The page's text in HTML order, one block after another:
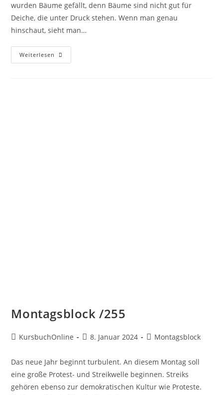
wurden Bäume gefällt, denn Bäume sind nicht gut für
Deiche, die unter Druck stehen. Wenn man genau
hinschaut, sieht man…
Weiterlesen
Montagsblock /255
KursbuchOnline 8. Januar 2024 Montagsblock
Das neue Jahr beginnt turbulent. An diesem Montag soll
eine große Protest- und Streikwelle beginnen. Streiks
gehören ebenso zur demokratischen Kultur wie Proteste.